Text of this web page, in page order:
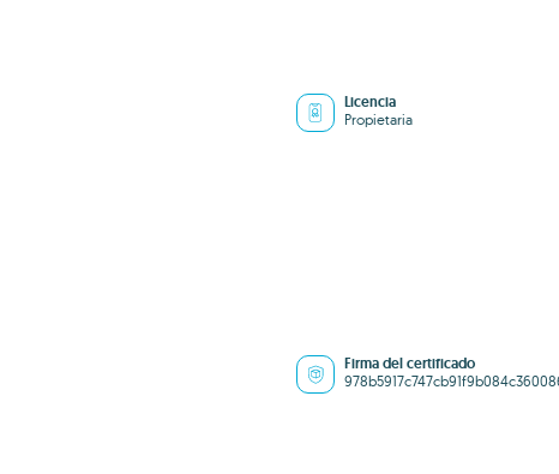
Licencia
Propietaria
Firma del certificado